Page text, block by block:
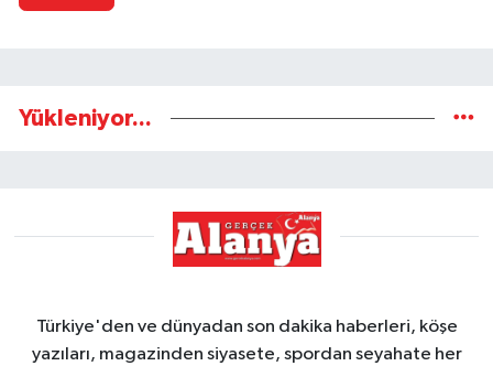
Yükleniyor...
Türkiye'den ve dünyadan son dakika haberleri, köşe
yazıları, magazinden siyasete, spordan seyahate her